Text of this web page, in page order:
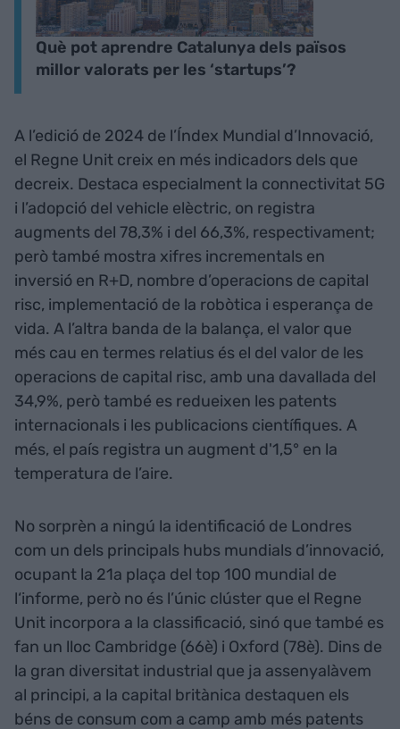
Què pot aprendre Catalunya dels països
millor valorats per les ‘startups’?
A l’edició de 2024 de l’Índex Mundial d’Innovació,
el Regne Unit creix en més indicadors dels que
decreix. Destaca especialment la connectivitat 5G
i l’adopció del vehicle elèctric, on registra
augments del 78,3% i del 66,3%, respectivament;
però també mostra xifres incrementals en
inversió en R+D, nombre d’operacions de capital
risc, implementació de la robòtica i esperança de
vida. A l’altra banda de la balança, el valor que
més cau en termes relatius és el del valor de les
operacions de capital risc, amb una davallada del
34,9%, però també es redueixen les patents
internacionals i les publicacions científiques. A
més, el país registra un augment d'1,5° en la
temperatura de l’aire.
No sorprèn a ningú la identificació de Londres
com un dels principals hubs mundials d’innovació,
ocupant la 21a plaça del top 100 mundial de
l‘informe, però no és l’únic clúster que el Regne
Unit incorpora a la classificació, sinó que també es
fan un lloc Cambridge (66è) i Oxford (78è). Dins de
la gran diversitat industrial que ja assenyalàvem
al principi, a la capital britànica destaquen els
béns de consum com a camp amb més patents